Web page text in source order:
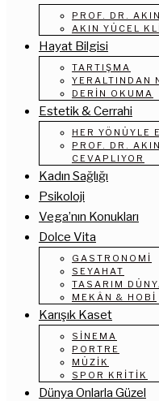
PROF. DR.
AKIN YÜCEL
Hayat Bilgisi
TARTIŞMA
YERALTINDAN
DERIN OKUMA
Estetik & Cerrahi
HER YÖNÜYLE
PROF. DR.
CEVAPLIYOR
Kadın Sağlığı
Psikoloji
Vega’nın Konukları
Dolce Vita
GASTRONOMI
SEYAHAT
TASARIM
MEKÂN & HOBI
Karışık Kaset
SINEMA
PORTRE
MÜZIK
SPOR KRITIK
Dünya Onlarla Güzel